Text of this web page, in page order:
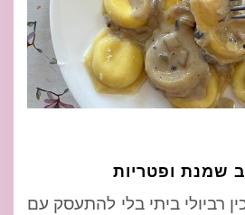
שמנת ופטריות
רביולי ביתי בלי להתעסק עם